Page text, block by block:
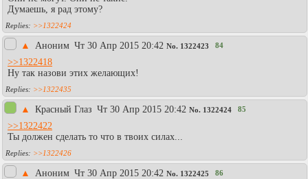
Думаешь, я рад этому?
>>1322424
▲ Аноним Чт 30 Апр 2015 20:42 No. 1322423 84
>>1322418
Ну так назови этих желающих!
>>1322435
▲ Красный Глаз Чт 30 Апр 2015 20:42 No. 1322424 85
>>1322422
Ты должен сделать то что в твоих силах...
>>1322426
▲ Аноним Чт 30 Апр 2015 20:42 No. 1322425 86